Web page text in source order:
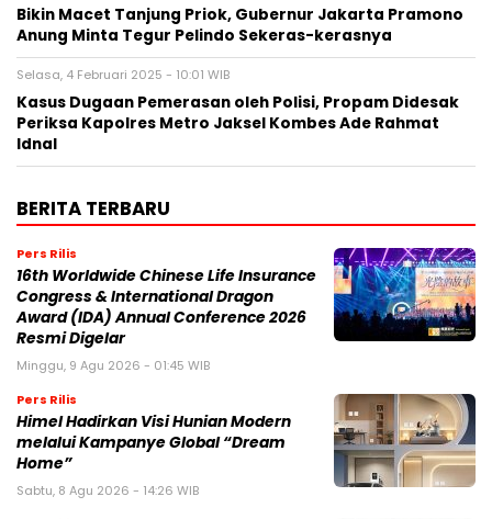
Bikin Macet Tanjung Priok, Gubernur Jakarta Pramono
Anung Minta Tegur Pelindo Sekeras-kerasnya
Selasa, 4 Februari 2025 - 10:01 WIB
Kasus Dugaan Pemerasan oleh Polisi, Propam Didesak
Periksa Kapolres Metro Jaksel Kombes Ade Rahmat
Idnal
BERITA TERBARU
Pers Rilis
16th Worldwide Chinese Life Insurance
Congress & International Dragon
Award (IDA) Annual Conference 2026
Resmi Digelar
Minggu, 9 Agu 2026 - 01:45 WIB
Pers Rilis
Himel Hadirkan Visi Hunian Modern
melalui Kampanye Global “Dream
Home”
Sabtu, 8 Agu 2026 - 14:26 WIB